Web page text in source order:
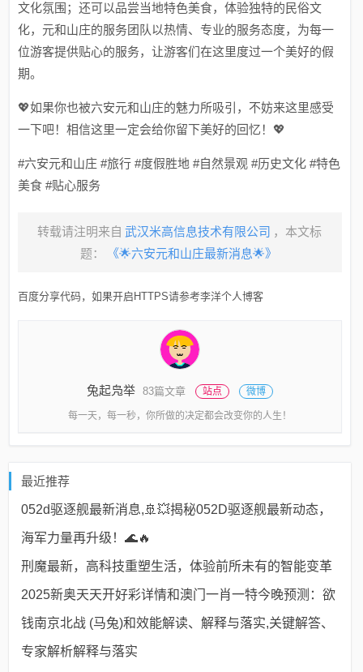
文化氛围；还可以品尝当地特色美食，体验独特的民俗文
化，元和山庄的服务团队以热情、专业的服务态度，为每一
位游客提供贴心的服务，让游客们在这里度过一个美好的假
期。
💖如果你也被六安元和山庄的魅力所吸引，不妨来这里感受
一下吧！相信这里一定会给你留下美好的回忆！💖
#六安元和山庄 #旅行 #度假胜地 #自然景观 #历史文化 #特色
美食 #贴心服务
转载请注明来自 武汉米高信息技术有限公司 ，本文标
题：
《​​🌟六安元和山庄最新消息🌟》
百度分享代码，如果开启HTTPS请参考李洋个人博客
兔起凫举 83篇文章 站点 微博
每一天，每一秒，你所做的决定都会改变你的人生！
最近推荐
052d驱逐舰最新消息,🚢💥揭秘052D驱逐舰最新动态，
海军力量再升级！🌊🔥
刑魔最新，高科技重塑生活，体验前所未有的智能变革
2025新奥天天开好彩详情和澳门一肖一特今晚预测：欲
钱南京北战 (马兔)和效能解读、解释与落实,关键解答、
专家解析解释与落实​